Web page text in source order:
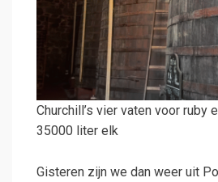
Churchill’s vier vaten voor ruby
35000 liter elk
Gisteren zijn we dan weer uit